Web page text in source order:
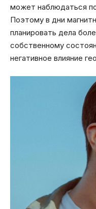
может наблюдаться
Поэтому в дни
планировать дела
собственному
негативное влияние